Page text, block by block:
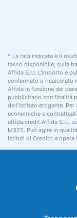
* La rata indicata è il
tasso disponibile, sulla
Affida S.r.l. L'importo è
confermato o ricalcolato
Affida in funzione dei
pubblicitario con finalità
dell'istituto erogante. Per
economiche e
affida.credit.Affida S.r.l.
M325. Può agire in
Istituti di Credito e